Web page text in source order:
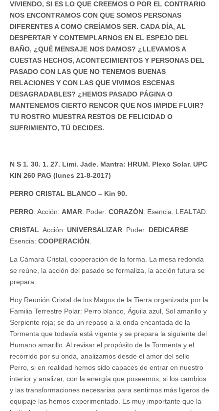
VIVIENDO, SI ES LO QUE CREEMOS O POR EL CONTRARIO
NOS ENCONTRAMOS CON QUE SOMOS PERSONAS
DIFERENTES A COMO CREÍAMOS SER. CADA DÍA, AL
DESPERTAR Y CONTEMPLARNOS EN EL ESPEJO DEL
BAÑO, ¿QUÉ MENSAJE NOS DAMOS? ¿LLEVAMOS A
CUESTAS HECHOS, ACONTECIMIENTOS Y PERSONAS DEL
PASADO CON LAS QUE NO TENEMOS BUENAS
RELACIONES Y CON LAS QUE VIVIMOS ESCENAS
DESAGRADABLES? ¿HEMOS PASADO PÁGINA O
MANTENEMOS CIERTO RENCOR QUE NOS IMPIDE FLUIR?
TU ROSTRO MUESTRA RESTOS DE FELICIDAD O
SUFRIMIENTO, TÚ DECIDES.
N S 1. 30. 1. 27. Limi. Jade. Mantra: HRUM. Plexo Solar. UPC
KIN 260 PAG (lunes 21-8-2017)
PERRO CRISTAL BLANCO – Kin 90.
PERRO: Acción: AMAR. Poder: CORAZÓN. Esencia: LEALTAD.
CRISTAL: Acción: UNIVERSALIZAR. Poder: DEDICARSE.
Esencia: COOPERACIÓN.
La Cámara Cristal, cooperación de la forma. La mesa redonda
se reúne, la acción del pasado se formaliza, la acción futura se
prepara.
Hoy Reunión Cristal de los Magos de la Tierra organizada por la
Familia Terrestre Polar: Perro blanco, Águila azul, Sol amarillo y
Serpiente roja; se da un repaso a la onda encantada de la
Tormenta que todavía está vigente y se prepara la siguiente del
Humano amarillo. Al revisar el propósito de la Tormenta y el
recorrido por su onda, analizamos desde el amor del sello
Perro, si en realidad hemos sido capaces de entrar en nuestro
interior y analizar, con la energía que poseemos, si los cambios
y las transformaciones necesarias para sentirnos más ligeros de
equipaje las hemos experimentado. Es muy importante que la